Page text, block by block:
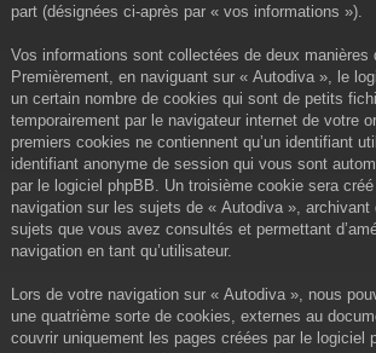
part (désignées ci-après par « vos informations »).
Vos informations sont collectées de deux manières
Premièrement, en naviguant sur « Autodiva », le
un certain nombre de cookies qui sont de petits
temporairement par le navigateur internet de votre
premiers cookies ne contiennent qu’un identifiant
identifiant anonyme de session qui vous sont
par le logiciel phpBB. Un troisième cookie sera
navigation sur les sujets de « Autodiva »,
sujets que vous avez consultés et permettant
navigation en tant qu’utilisateur.
Lors de votre navigation sur « Autodiva », nous
une quatrième sorte de cookies, externes au
couvrir uniquement les pages créées par le logiciel